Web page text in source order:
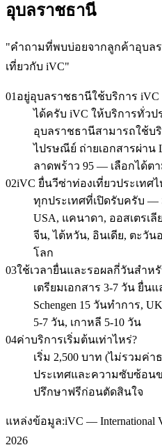
อุบลราชธานี
"คำถามที่พบบ่อยจากลูกค้าอุบล
เที่ยวกับ iVC"
01 อยู่อุบลราชธานีใช้บริการ iVC
ได้ครับ iVC ให้บริการทั่ว
อุบลราชธานีสามารถใช้บ
ไปรษณีย์ ถ่ายเอกสารผ่าน
ลาดพร้าว 95 — เลือกได้ต
02iVC ยื่นวีซ่าท่องเที่ยวประเทศ
ทุกประเทศที่เปิดรับครับ —
USA, แคนาดา, ออสเตรเ
จีน, ไต้หวัน, อินเดีย, ตะวัน
โลก
03ใช้เวลายื่นและรอผลกี่วันสำห
เตรียมเอกสาร 3-7 วัน ยื่น
Schengen 15 วันทำการ,
5-7 วัน, เกาหลี 5-10 วัน
04ค่าบริการเริ่มต้นเท่าไหร่?
เริ่ม 2,500 บาท (ไม่รวมค่
ประเทศและความซับซ้อน
ปรึกษาฟรีก่อนตัดสินใจ
แหล่งข้อมูล:iVC — International
2026